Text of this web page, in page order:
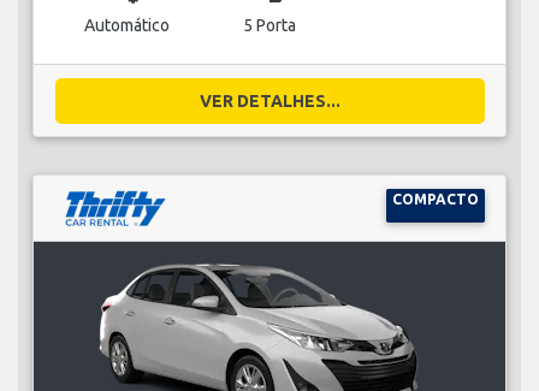
Automático 5 Porta
VER DETALHES...
COMPACTO